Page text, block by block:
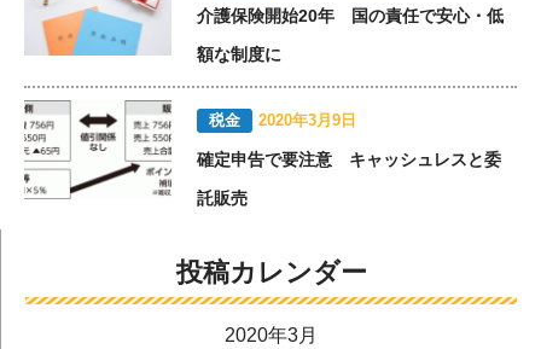
介護保険開始20年 国の責任で安心・低
額な制度に
税金 2020年3月9日
確定申告で要注意 キャッシュレスと委
託販売
投稿カレンダー
2020年3月